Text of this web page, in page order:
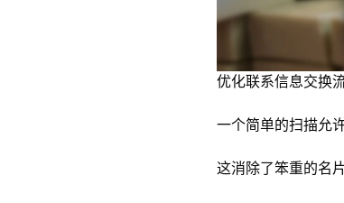
优化联系信息交换
一个简单的扫描允
这消除了笨重的名